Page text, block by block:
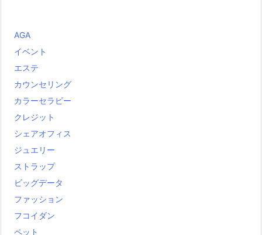
AGA
イベント
エステ
カウンセリング
カラーセラピー
クレジット
シェアオフィス
ジュエリー
ストラップ
ビッグデータ
ファッション
フコイダン
ペット